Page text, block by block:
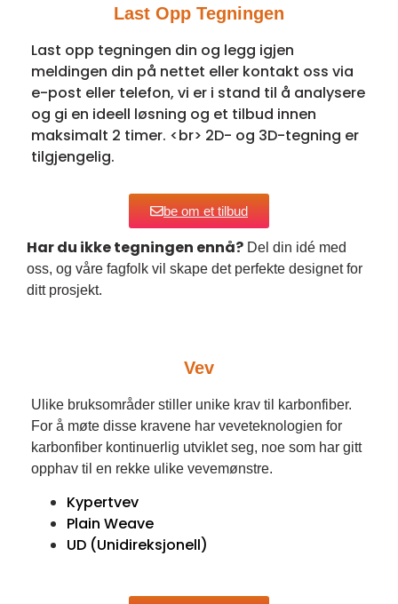
Last Opp Tegningen
Last opp tegningen din og legg igjen
meldingen din på nettet eller kontakt oss via
e-post eller telefon, vi er i stand til å analysere
og gi en ideell løsning og et tilbud innen
maksimalt 2 timer. <br> 2D- og 3D-tegning er
tilgjengelig.
be om et tilbud
Har du ikke tegningen ennå? Del din idé med
oss, og våre fagfolk vil skape det perfekte designet for
ditt prosjekt.
Vev
Ulike bruksområder stiller unike krav til karbonfiber.
For å møte disse kravene har veveteknologien for
karbonfiber kontinuerlig utviklet seg, noe som har gitt
opphav til en rekke ulike vevemønstre.
Kypertvev
Plain Weave
UD (Unidireksjonell)